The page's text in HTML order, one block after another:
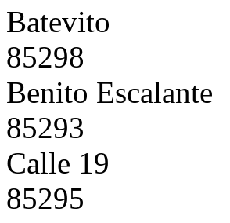
Batevito
85298
Benito Escalante
85293
Calle 19
85295